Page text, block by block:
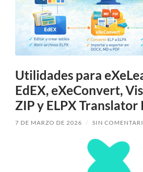
Utilidades para
EdEX, eXeConvert,
ZIP y ELPX Translator
7 DE MARZO DE 2026 / SIN